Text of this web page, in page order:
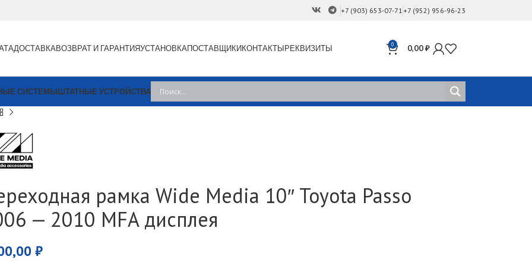
+7 (903) 653-07-71 +7 (952) 956-96-23
ДОСТАВКАВОЗВРАТ И ГАРАНТИЯУСТАНОВКАПОСТАВЩИКИКОНТАКТЫРЕКВИЗИТЫ 0 0,00₽
СИСТЕМЫШТАТНЫЕ УСТРОЙСТВА
рамка Wide Media 10″ Toyota Passo
— 2010 MFA дисплея
₽